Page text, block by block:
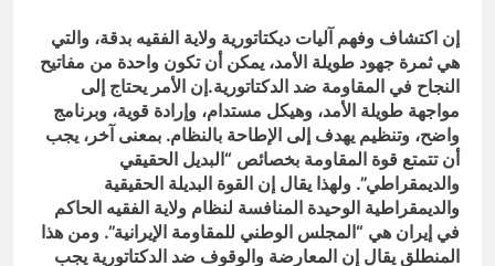
إن اكتشاف وفهم آليات ديكتاتورية ولاية الفقيه بدقة، والتي
هي ثمرة جهود طويلة الأمد، يمكن أن تكون واحدة من مفاتيح
النجاح في المقاومة ضد الدكتاتورية.إن الأمر يحتاج إلى
مواجهة طويلة الأمد، وهيكل مستدام، وإرادة قوية، وبرنامج
واضح، وتنظيم يهدف إلى الإطاحة بالنظام. بمعنى آخر، يجب
أن تتمتع قوة المقاومة بخصائص “البديل الحقيقي
والديمقراطي”. ولهذا يقال إن القوة البديلة الحقيقية
والديمقراطية الوحيدة المنافسة لنظام ولاية الفقيه الحاكم
في إيران هي “المجلس الوطني للمقاومة الإيرانية”. ومن هذا
المنطلق يقال إن المعارضة والوقوف ضد الدكتاتورية يجب